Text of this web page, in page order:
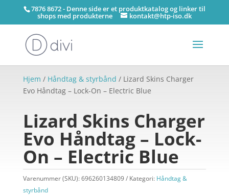
7876 8672 - Denne side er et produktkatalog og linker til
shops med produkterne kontakt@htp-iso.dk
Hjem / Håndtag & styrbånd / Lizard Skins Charger
Evo Håndtag – Lock-On – Electric Blue
Lizard Skins Charger
Evo Håndtag – Lock-
On – Electric Blue
Varenummer (SKU):696260134809 Kategori: Håndtag &
styrbånd